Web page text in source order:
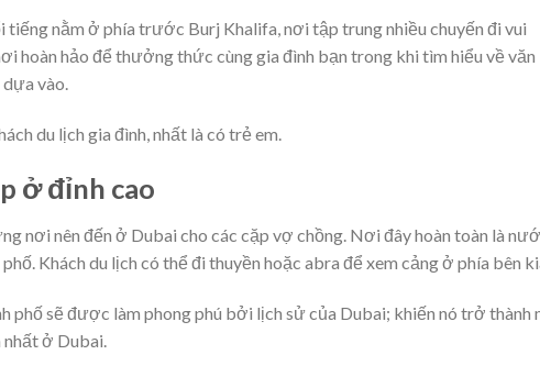
tiếng nằm ở phía trước Burj Khalifa, nơi tập trung nhiều chuyến đi vui
hoàn hảo để thưởng thức cùng gia đình bạn trong khi tìm hiểu về văn
dựa vào.
du lịch gia đình, nhất là có trẻ em.
ở đỉnh cao
nơi nên đến ở Dubai cho các cặp vợ chồng. Nơi đây hoàn toàn là
Khách du lịch có thể đi thuyền hoặc abra để xem cảng ở phía bên
phố sẽ được làm phong phú bởi lịch sử của Dubai; khiến nó trở thành
ở Dubai.